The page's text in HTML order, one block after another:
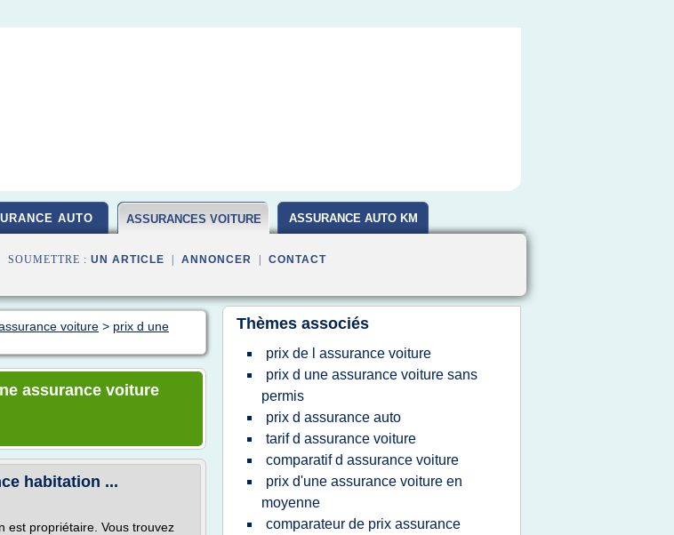
AUTO ASSURANCES VOITURE ASSURANCE AUTO KM
: UN ARTICLE ANNONCER CONTACT
voiture > prix d une
assurance voiture
habitation ...
est propriétaire. Vous trouvez
Thèmes associés
prix de l assurance voiture
prix d une assurance voiture sans
permis
prix d assurance auto
tarif d assurance voiture
comparatif d assurance voiture
prix d'une assurance voiture en
moyenne
comparateur de prix assurance